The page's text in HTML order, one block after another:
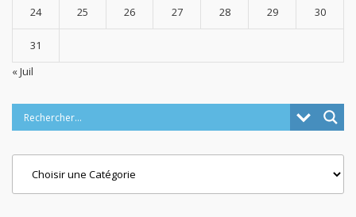
24 25 26 27 28 29 30
31
« Juil